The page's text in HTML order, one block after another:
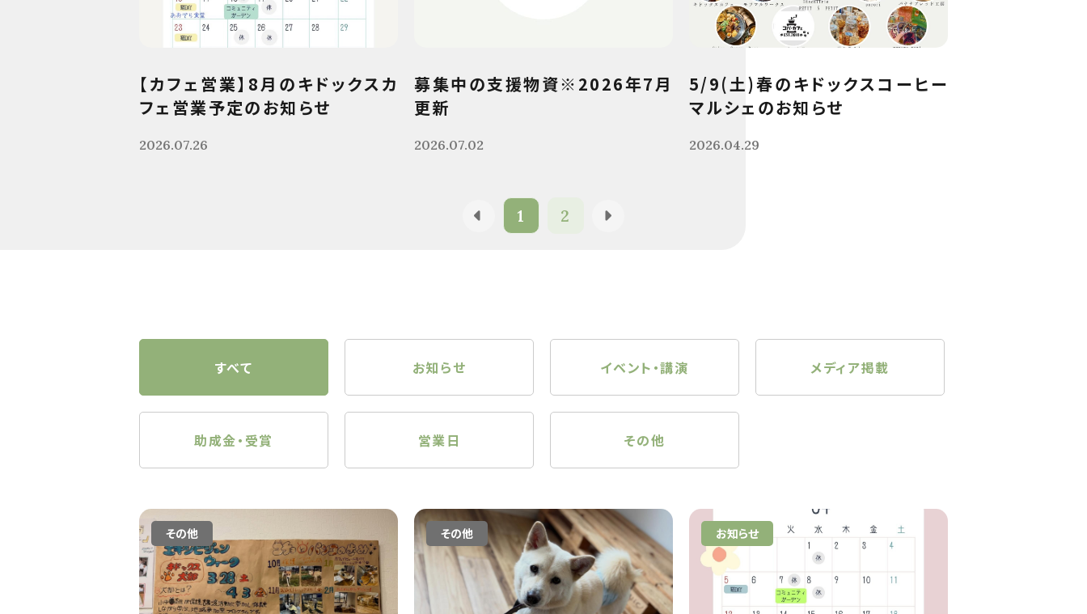
【カフェ営業】8月のキドックスカ
フェ営業予定のお知らせ
2026.07.26
募集中の支援物資※2026年7月
更新
2026.07.02
5/9(土)春のキドックスコーヒー
マルシェのお知らせ
2026.04.29
1 2
すべて お知らせ イベント・講演 メディア掲載
助成金・受賞 営業日 その他
その他 その他 お知らせ